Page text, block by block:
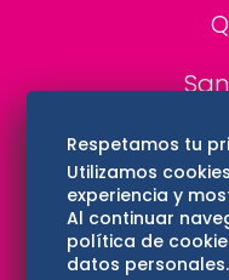
Respetamos tu
Utilizamos
experiencia y
Al continuar
política de
datos personales.